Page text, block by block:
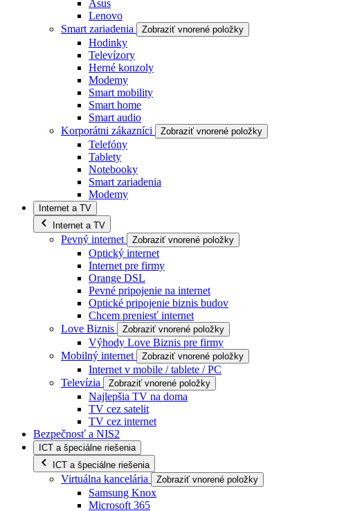
Asus
Lenovo
Smart zariadenia
Zobraziť vnorené položky
Hodinky
Televízory
Herné konzoly
Modemy
Smart mobility
Smart home
Smart audio
Korporátni zákazníci
Zobraziť vnorené položky
Telefóny
Tablety
Notebooky
Smart zariadenia
Modemy
Internet a TV
Internet a TV
Pevný internet Zobraziť vnorené položky
Optický internet
Internet pre firmy
Orange DSL
Pevné pripojenie na internet
Optické pripojenie biznis budov
Chcem preniesť internet
Love Biznis
Zobraziť vnorené položky
Výhody Love Biznis pre firmy
Mobilný internet
Zobraziť vnorené položky
Internet v mobile / tablete / PC
Televízia
Zobraziť vnorené položky
Najlepšia TV na doma
TV cez satelit
TV cez internet
Bezpečnosť a NIS2
ICT a špeciálne riešenia
ICT a špeciálne riešenia
Virtuálna kancelária Zobraziť vnorené položky
Samsung Knox
Microsoft 365